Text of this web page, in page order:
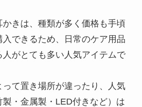
かきは、種類が多く価格も手頃
できるため、日常のケア用品
人がとても多い人気アイテムで
って置き場所が違ったり、人気
・金属製・LED付きなど）は